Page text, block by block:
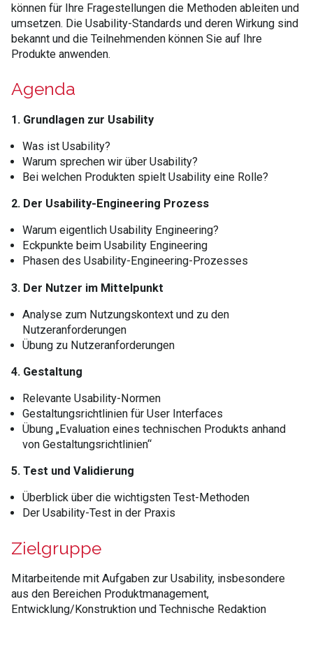
können für Ihre Fragestellungen die Methoden ableiten und
umsetzen. Die Usability-Standards und deren Wirkung sind
bekannt und die Teilnehmenden können Sie auf Ihre
Produkte anwenden.
Agenda
1. Grundlagen zur Usability
Was ist Usability?
Warum sprechen wir über Usability?
Bei welchen Produkten spielt Usability eine Rolle?
2. Der Usability-Engineering Prozess
Warum eigentlich Usability Engineering?
Eckpunkte beim Usability Engineering
Phasen des Usability-Engineering-Prozesses
3. Der Nutzer im Mittelpunkt
Analyse zum Nutzungskontext und zu den
Nutzeranforderungen
Übung zu Nutzeranforderungen
4. Gestaltung
Relevante Usability-Normen
Gestaltungsrichtlinien für User Interfaces
Übung „Evaluation eines technischen Produkts anhand
von Gestaltungsrichtlinien“
5. Test und Validierung
Überblick über die wichtigsten Test-Methoden
Der Usability-Test in der Praxis
Zielgruppe
Mitarbeitende mit Aufgaben zur Usability, insbesondere
aus den Bereichen Produktmanagement,
Entwicklung/Konstruktion und Technische Redaktion